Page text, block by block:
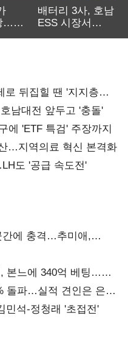
…
배터리 3사, 호남
ESS 시장서
뒤집힐 땐 '지지층
남대전 앞두고 '충돌'
에 'ETF 특검' 주장까지
…지역의료 혁신 본격화
도 '공급 속도전'
에 충격…추미애,
본느에 340억 베팅…
돌파…실적 견인은 은행
민석-정청래 '초접전'